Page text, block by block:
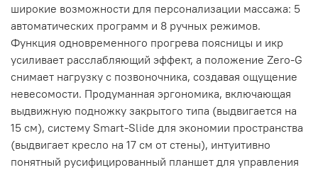
широкие возможности для персонализации массажа: 5
автоматических программ и 8 ручных режимов.
Функция одновременного прогрева поясницы и икр
усиливает расслабляющий эффект, а положение Zero-G
снимает нагрузку с позвоночника, создавая ощущение
невесомости. Продуманная эргономика, включающая
выдвижную подножку закрытого типа (выдвигается на
15 см), систему Smart-Slide для экономии пространства
(выдвигает кресло на 17 см от стены), интуитивно
понятный русифицированный планшет для управления